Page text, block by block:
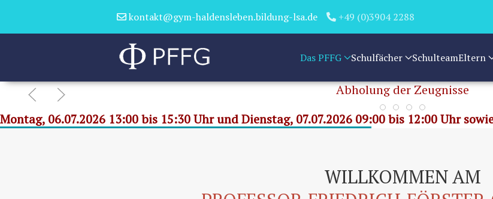
kontakt@gym-haldensleben.bildung-lsa.de +49 (0)3904 2288
Das PFFG Schulfächer SchulteamEltern
Abholung der Zeugnisse
Montag, 06.07.2026 13:00 bis 15:30 Uhr und Dienstag, 07.07.2026 09:00 bis 12:00 Uhr
WISSEN ENTFALTEN,
TOLERANZ -
WILLKOMMEN AM